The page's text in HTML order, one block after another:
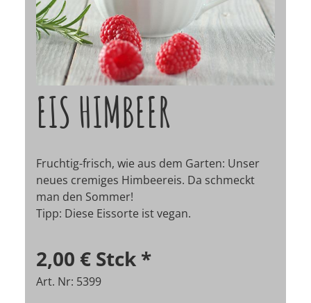
EIS HIMBEER
Fruchtig-frisch, wie aus dem Garten: Unser
neues cremiges Himbeereis. Da schmeckt
man den Sommer!
Tipp: Diese Eissorte ist vegan.
2,00 € Stck *
Art. Nr: 5399